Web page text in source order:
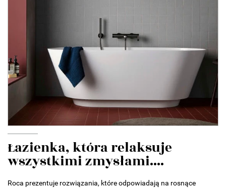
Łazienka, która relaksuje
wszystkimi zmysłami....
Roca prezentuje rozwiązania, które odpowiadają na rosnące